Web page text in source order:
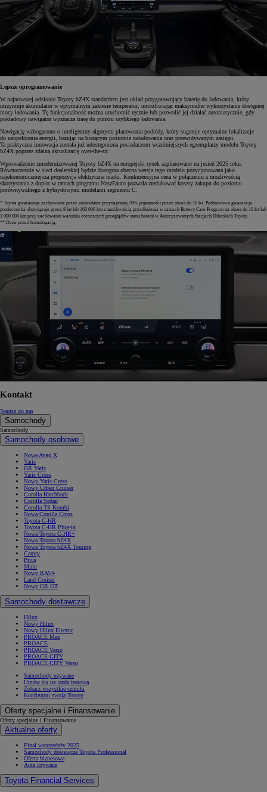
Lepsze oprogramowanie
W najnowszej odsłonie Toyoty bZ4X standardem jest układ przygotowujący baterię do ładowania, który
utrzymuje akumulator w optymalnym zakresie temperatur, umożliwiając maksymalne wykorzystanie dostępnej
mocy ładowania. Tę funkcjonalność można uruchomić ręcznie lub pozwolić jej działać automatycznie, gdy
pokładowy nawigator wyznacza trasę do punktu szybkiego ładowania.
Nawigację wzbogacono o inteligentny algorytm planowania podróży, który sugeruje optymalne lokalizacje
do uzupełnienia energii, bazując na bieżącym poziomie naładowania oraz przewidywanym zasięgu.
Ta praktyczna innowacja została już udostępniona posiadaczom wcześniejszych egzemplarzy modelu Toyoty
bZ4X poprzez zdalną aktualizację over-the-air.
Wprowadzenie zmodernizowanej Toyoty bZ4X na europejski rynek zaplanowano na jesień 2025 roku.
Równocześnie w sieci dealerskiej będzie dostępna obecna wersja tego modelu pozycjonowana jako
najekonomiczniejsza propozycja elektryczna marki. Konkurencyjna cena w połączeniu z możliwością
skorzystania z dopłat w ramach programu NaszEauto pozwala zredukować koszty zakupu do poziomu
porównywalnego z hybrydowymi modelami segmentu C.
* Toyota gwarantuje zachowanie przez akumulator przynajmniej 70% pojemności przez okres do 10 lat. Podstawowa gwarancja
producencka obowiązuje przez 8 lat lub 160 000 km z możliwością przedłużenia w ramach Battery Care Program na okres do 10 lat lub
1 000 000 km przy zachowaniu warunku corocznych przeglądów stanu baterii w Autoryzowanych Stacjach Dilerskich Toyoty.
** Dane przed homologacją.
Kontakt
Napisz do nas
Samochody
Samochody
Samochody osobowe
Nowe Aygo X
Yaris
GR Yaris
Yaris Cross
Nowy Yaris Cross
Nowy Urban Cruiser
Corolla Hatchback
Corolla Sedan
Corolla TS Kombi
Nowa Corolla Cross
Toyota C-HR
Toyota C-HR Plug-in
Nowa Toyota C-HR+
Nowa Toyota bZ4X
Nowa Toyota bZ4X Touring
Camry
Prius
Mirai
Nowy RAV4
Land Cruiser
Nowy GR GT
Samochody dostawcze
Hilux
Nowy Hilux
Nowy Hilux Electric
PROACE Max
PROACE
PROACE Verso
PROACE CITY
PROACE CITY Verso
Samochody używane
Umów się na jazdę testową
Zobacz wszystkie cenniki
Konfiguruj swoją Toyotę
Oferty specjalne i Finansowanie
Oferty specjalne i Finansowanie
Aktualne oferty
Finał wyprzedaży 2025
Samochody dostawcze Toyota Professional
Oferta biznesowa
Auta używane
Toyota Financial Services